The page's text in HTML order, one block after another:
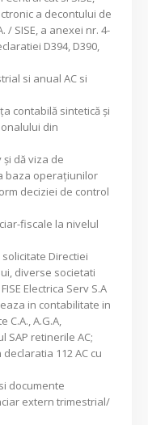
a decontului de
/ SISE, a anexei nr. 4-
D394, D390,
si anual AC si
contabilă sintetică şi
din
dă viza de
baza operaţiunilor
deciziei de control
fiscale la nivelul
Directiei
diverse societati
Electrica Serv S.A
in contabilitate in
C.A., A.G.A,
SAP retinerile AC;
112 AC cu
documente
extern trimestrial/